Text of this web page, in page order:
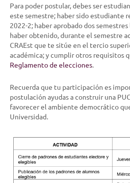
Para poder postular, debes ser
este semestre; haber sido estudiante
2022-2; haber aprobado dos
haber obtenido, durante el semestre
CRAEst que te sitúe en el tercio
académica; y cumplir otros requisitos
Reglamento de elecciones
Recuerda que tu participación es
postulación ayudas a construir una
favorecer el ambiente democrático
Universidad.